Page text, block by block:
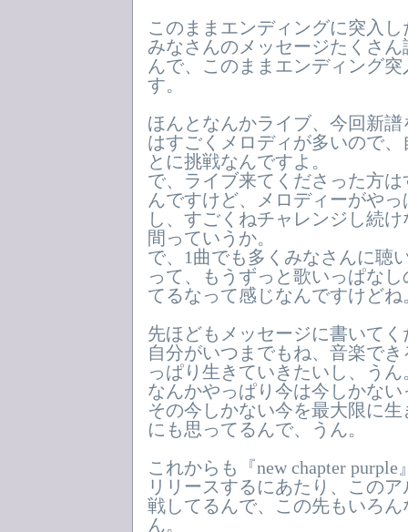
このままエンディングに突入
みなさんのメッセージたくさ
んで、このままエンディング
す。
ほんとなんかライブ、今回新
はすごくメロディが多いので
とに挑戦なんですよ。
で、ライブ来てくださった方
んですけど、メロディーがや
し、すごくねチャレンジし続
間っていうか。
で、1曲でも多くみなさんに聴
って、もうずっと歌いっぱな
てるなって感じなんですけどね
先ほどもメッセージに書いて
自分がいつまでもね、音楽で
っぱり生きていきたいし、うん
なんかやっぱり今は今しかな
その今しかない今を最大限に
にも思ってるんで、うん。
これからも『new chapter
リリースするにあたり、この
戦してるんで、この先もいろ
ん。